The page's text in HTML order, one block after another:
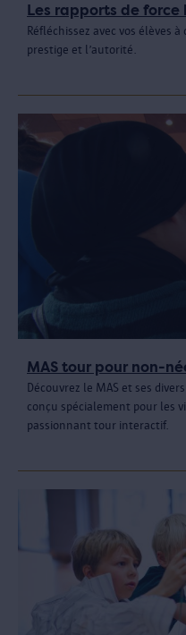
Les rapports de force
Réfléchissez avec vos élèves
prestige et l’autorité.
MAS tour pour non-
Découvrez le MAS et ses
conçu spécialement pour les
passionnant tour interactif.